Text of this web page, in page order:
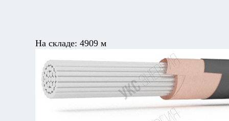
На складе: 4909 м